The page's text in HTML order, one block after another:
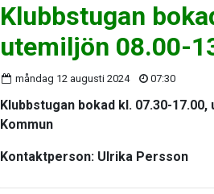
Klubbstugan
utemiljön 08.00-
måndag 12 augusti 2024 07:30
Klubbstugan bokad kl. 07.30-
Kommun
Kontaktperson: Ulrika Persson